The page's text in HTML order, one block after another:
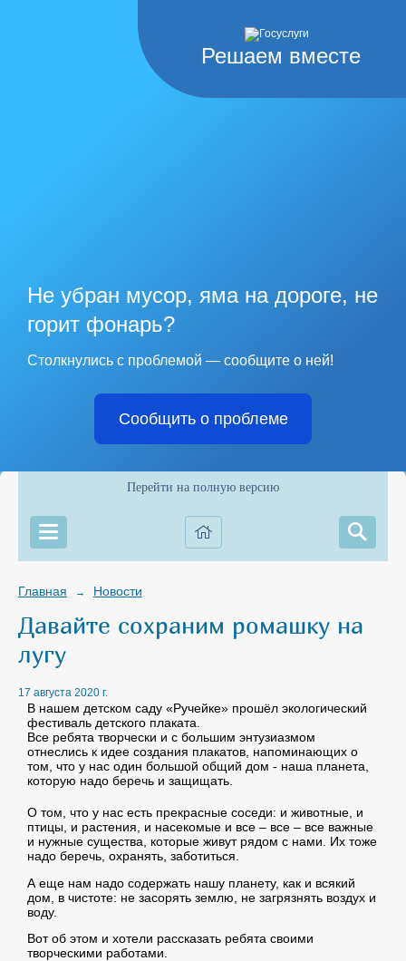
Решаем вместе
Не убран мусор, яма на дороге, не
горит фонарь?
Столкнулись с проблемой — сообщите о ней!
Сообщить о проблеме
Перейти на полную версию
Главная → Новости
Давайте сохраним ромашку на
лугу
17 августа 2020 г.
В нашем детском саду «Ручейке» прошёл экологический
фестиваль детского плаката.
Все ребята творчески и с большим энтузиазмом
отнеслись к идее создания плакатов, напоминающих о
том, что у нас один большой общий дом - наша планета,
которую надо беречь и защищать.
О том, что у нас есть прекрасные соседи: и животные, и
птицы, и растения, и насекомые и все – все – все важные
и нужные существа, которые живут рядом с нами. Их тоже
надо беречь, охранять, заботиться.
А еще нам надо содержать нашу планету, как и всякий
дом, в чистоте: не засорять землю, не загрязнять воздух и
воду.
Вот об этом и хотели рассказать ребята своими
творческими работами.